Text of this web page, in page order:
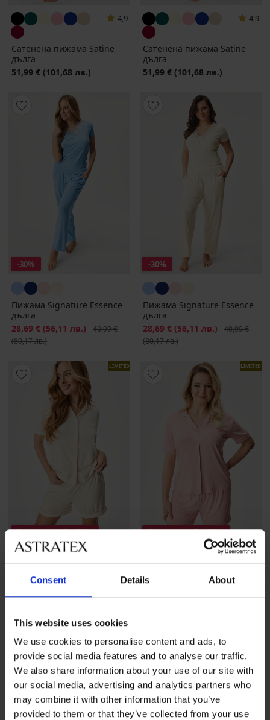
Consent Details About
This website uses cookies
We use cookies to personalise content and ads, to
provide social media features and to analyse our traffic.
We also share information about your use of our site with
our social media, advertising and analytics partners who
may combine it with other information that you’ve
provided to them or that they’ve collected from your use
4,9
Сатенена пижама Satine
дълга
51,99 € (101,68 лв.)
4,9
Сатенена пижама Satine
дълга
51,99 € (101,68 лв.)
-30%
Пижама Signature Essence
дълга
Намаление
28,69 € (56,11 лв.) Първоначална цена
40,99 €
(80,17 лв.)
-30%
Пижама Signature Essence
дълга
Намаление
28,69 € (56,11 лв.)
40,99 €
(80,17 лв.)
LIMITED
Разпродажба -70%
Пижама Deep Sleep къса
Намаление
12,30 €(24,06 лв.) Първоначална цена
(80,17 лв.)
LIMITED
Разпродажба -70%
5
Пижама Deep Sleep къса
Намаление
12,30 € (24,06 лв.)
(80,17 лв.)
LIMITED